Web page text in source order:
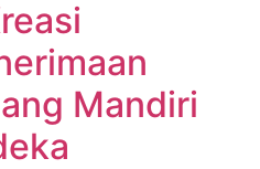
Mandiri